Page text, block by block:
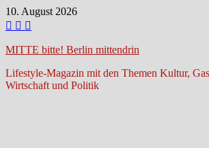
Zum
Inhalt
10. August 2026
MITTE bitte! Berlin mittendrin
Lifestyle-Magazin mit den Themen Kultur,
Wirtschaft und Politik